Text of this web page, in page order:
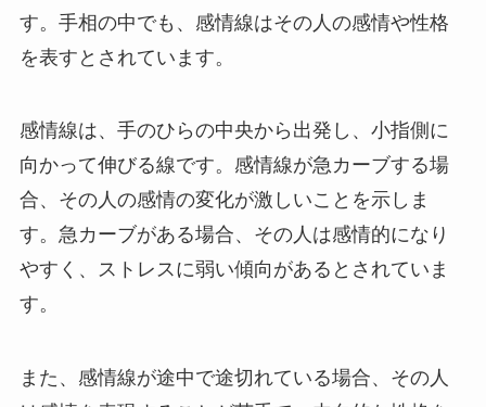
す。手相の中でも、感情線はその人の感情や性格
を表すとされています。
感情線は、手のひらの中央から出発し、小指側に
向かって伸びる線です。感情線が急カーブする場
合、その人の感情の変化が激しいことを示しま
す。急カーブがある場合、その人は感情的になり
やすく、ストレスに弱い傾向があるとされていま
す。
また、感情線が途中で途切れている場合、その人